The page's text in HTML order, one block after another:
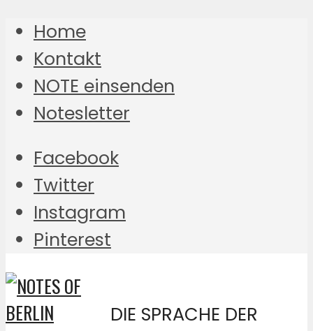
Home
Kontakt
NOTE einsenden
Notesletter
Facebook
Twitter
Instagram
Pinterest
DIE SPRACHE DER